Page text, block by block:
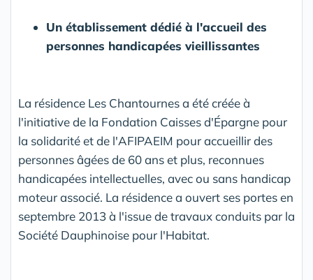
Un établissement dédié à l'accueil des
personnes handicapées vieillissantes
La résidence Les Chantournes a été créée à
l'initiative de la Fondation Caisses d'Épargne pour
la solidarité et de l'AFIPAEIM pour accueillir des
personnes âgées de 60 ans et plus, reconnues
handicapées intellectuelles, avec ou sans handicap
moteur associé. La résidence a ouvert ses portes en
septembre 2013 à l'issue de travaux conduits par la
Société Dauphinoise pour l'Habitat.